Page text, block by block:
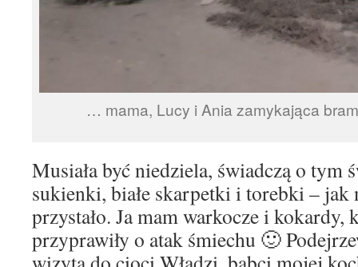
… mama, Lucy i Ania zamykająca
Musiała być niedziela, świadczą o tym
sukienki, białe skarpetki i torebki – jak
przystało. Ja mam warkocze i kokardy,
przyprawiły o atak śmiechu 🙂